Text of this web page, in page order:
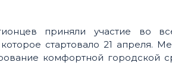
приняли участие во
которое стартовало 21 апреля.
комфортной городской